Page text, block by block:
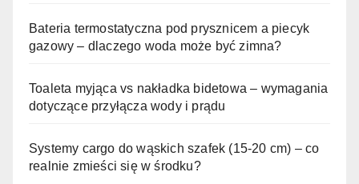
Bateria termostatyczna pod prysznicem a piecyk
gazowy – dlaczego woda może być zimna?
Toaleta myjąca vs nakładka bidetowa – wymagania
dotyczące przyłącza wody i prądu
Systemy cargo do wąskich szafek (15-20 cm) – co
realnie zmieści się w środku?